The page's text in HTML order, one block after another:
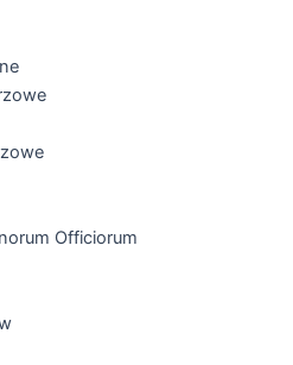
Officiorum